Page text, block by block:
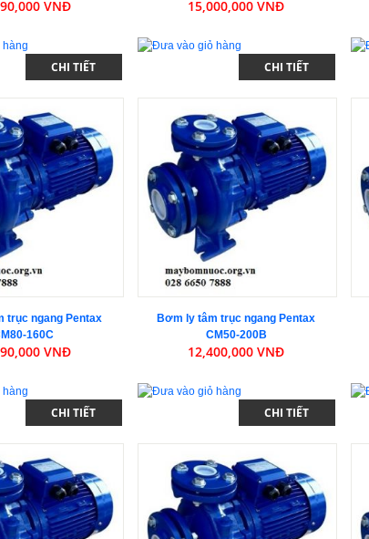
VNĐ
CHI TIẾT
15,000,000 VNĐ
CHI TIẾT
trục ngang Pentax
160C
VNĐ
CHI TIẾT
Bơm ly tâm trục ngang Pentax
CM50-200B
12,400,000 VNĐ
CHI TIẾT